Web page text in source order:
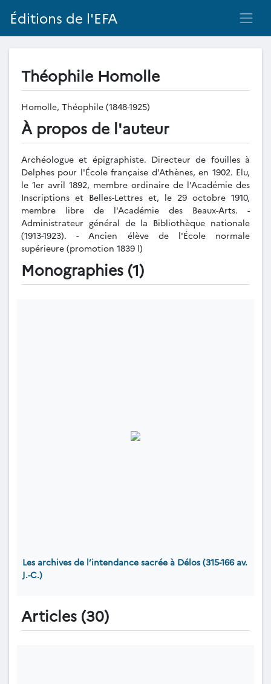
Éditions de l'EFA
Théophile Homolle
Homolle, Théophile (1848-1925)
À propos de l'auteur
Archéologue et épigraphiste. Directeur de fouilles à
Delphes pour l'École française d'Athènes, en 1902. Elu,
le 1er avril 1892, membre ordinaire de l'Académie des
Inscriptions et Belles-Lettres et, le 29 octobre 1910,
membre libre de l'Académie des Beaux-Arts. -
Administrateur général de la Bibliothèque nationale
(1913-1923). - Ancien élève de l'École normale
supérieure (promotion 1839 l)
Monographies (1)
Les archives de l’intendance sacrée à Délos (315-166 av.
J.-C.)
Articles (30)